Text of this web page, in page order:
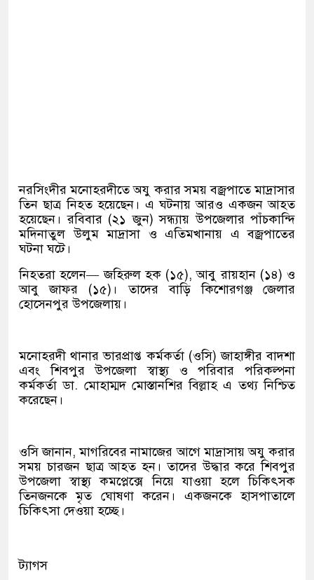
নরসিংদীর মনোহরদীতে অযু করার সময় বজ্রপাতে মাদ্রাসার
তিন ছাত্র নিহত হয়েছেন। এ ঘটনায় আরও একজন আহত
হয়েছেন। রবিবার (২১ জুন) সন্ধ্যায় উপজেলার পাঁচকান্দি
মদিনাতুল উলুম মাদ্রাসা ও এতিমখানায় এ বজ্রপাতের
ঘটনা ঘটে।
নিহতরা হলেন— জহিরুল হক (১৫), আবু রায়হান (১৪) ও
আবু জাফর (১৫)। তাদের বাড়ি কিশোরগঞ্জ জেলার
হোসেনপুর উপজেলায়।
মনোহরদী থানার ভারপ্রাপ্ত কর্মকর্তা (ওসি) জাহাঙ্গীর বাদশা
এবং শিবপুর উপজেলা স্বাস্থ্য ও পরিবার পরিকল্পনা
কর্মকর্তা ডা. মোহাম্মদ মোস্তানশির বিল্লাহ এ তথ্য নিশ্চিত
করেছেন।
ওসি জানান, মাগরিবের নামাজের আগে মাদ্রাসায় অযু করার
সময় চারজন ছাত্র আহত হন। তাদের উদ্ধার করে শিবপুর
উপজেলা স্বাস্থ্য কমপ্লেক্সে নিয়ে যাওয়া হলে চিকিৎসক
তিনজনকে মৃত ঘোষণা করেন। একজনকে হাসপাতালে
চিকিৎসা দেওয়া হচ্ছে।
ট্যাগস